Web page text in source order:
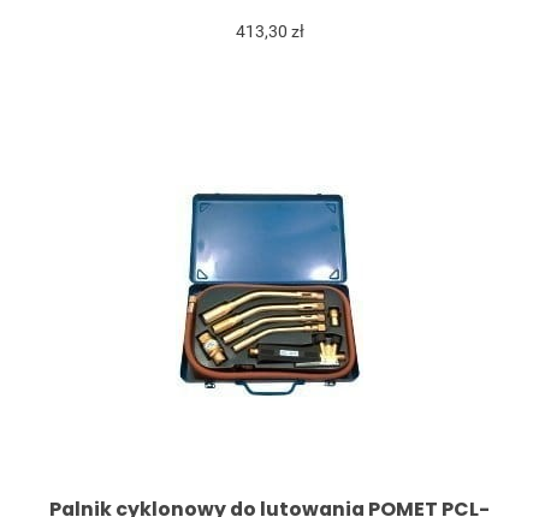
413,30 zł
Palnik cyklonowy do lutowania POMET PCL-